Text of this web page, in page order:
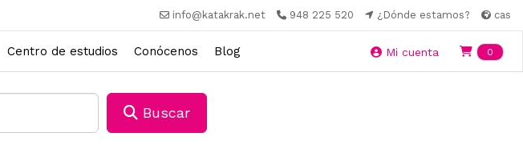
info@katakrak.net 948 225 520 ¿Dónde estamos? cas
Centro de estudios Conócenos Blog Mi cuenta 0
Buscar